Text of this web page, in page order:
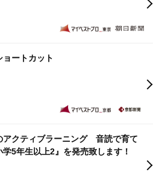
ョートカット
アクティブラーニング 音読で育て
5年生以上2』を発売致します！